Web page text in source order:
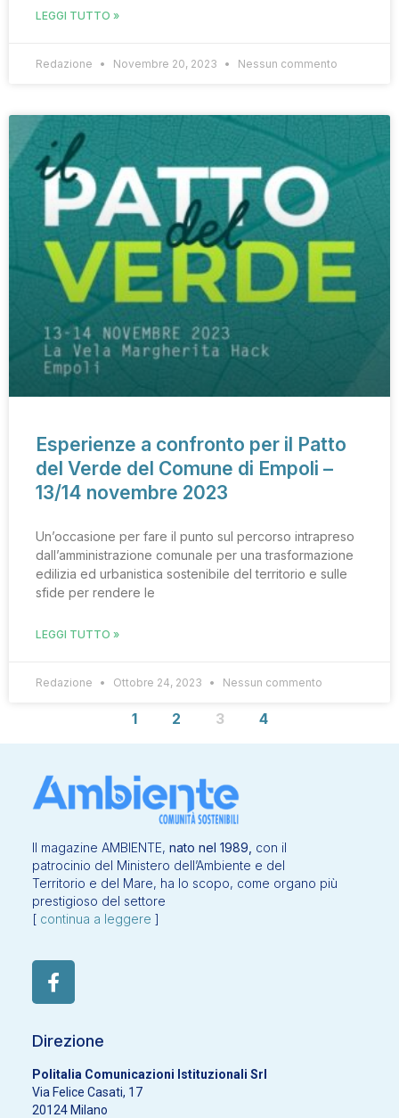
LEGGI TUTTO »
Redazione Novembre 20, 2023 Nessun commento
Esperienze a confronto per il Patto
del Verde del Comune di Empoli –
13/14 novembre 2023
Un’occasione per fare il punto sul percorso intrapreso
dall’amministrazione comunale per una trasformazione
edilizia ed urbanistica sostenibile del territorio e sulle
sfide per rendere le
LEGGI TUTTO »
Redazione Ottobre 24, 2023 Nessun commento
1 2 3 4
Il magazine AMBIENTE, nato nel 1989, con il
patrocinio del Ministero dell’Ambiente e del
Territorio e del Mare, ha lo scopo, come organo più
prestigioso del settore
[ continua a leggere ]
Direzione
Politalia Comunicazioni Istituzionali Srl
Via Felice Casati, 17
20124 Milano